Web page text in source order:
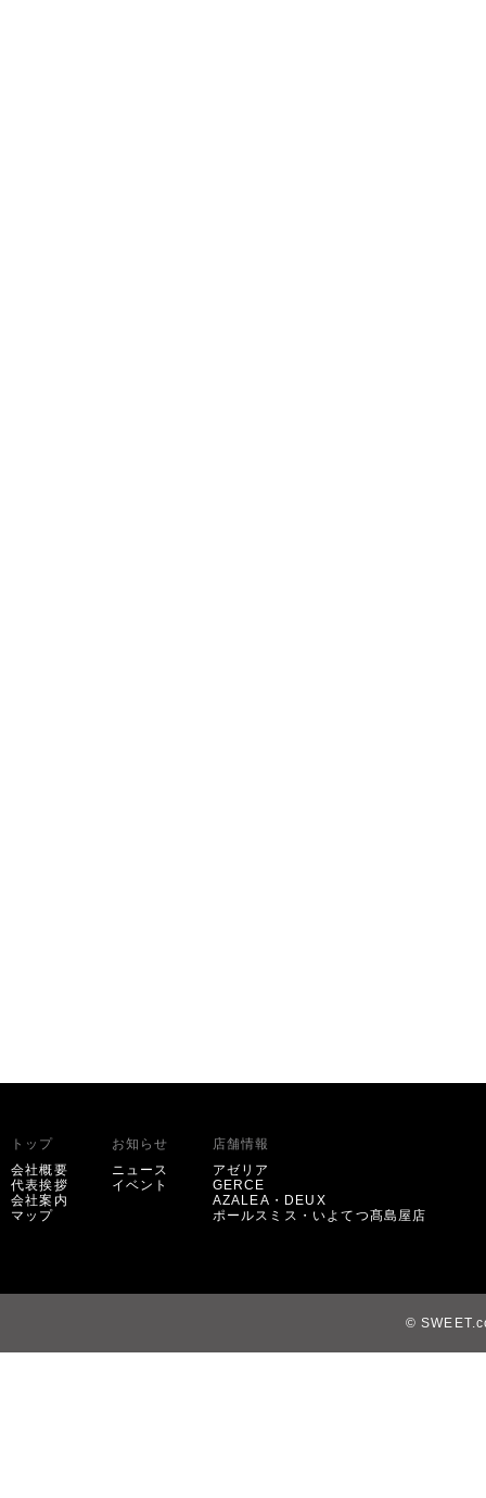
トップ
会社概要
代表挨拶
会社案内
マップ
お知らせ
ニュース
イベント
店舗情報
アゼリア
GERCE
AZALEA・DEUX
ポールスミス・いよてつ髙島屋店
©